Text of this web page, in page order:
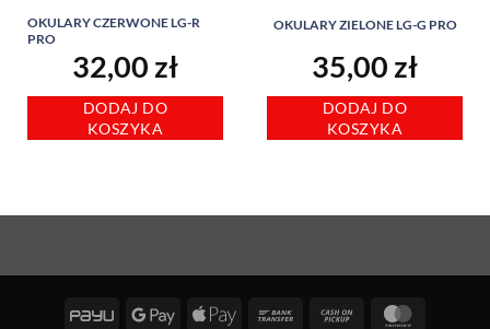
OKULARY CZERWONE LG-R
PRO
32,00 zł
DODAJ DO
KOSZYKA
OKULARY ZIELONE LG-G PRO
35,00 zł
DODAJ DO
KOSZYKA
PayU
Google
Apple
Bank
Cash